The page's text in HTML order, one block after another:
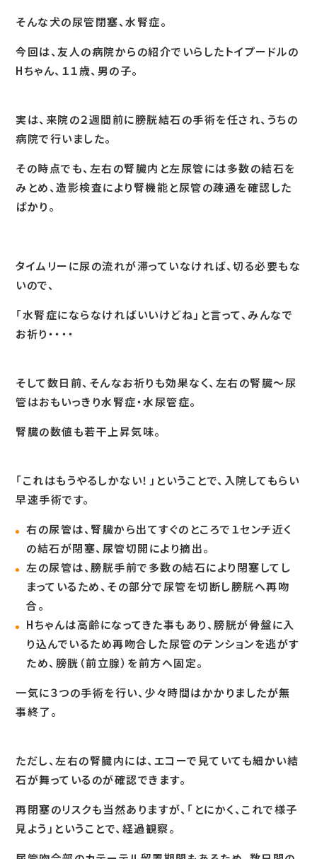
そんな犬の尿管閉塞、水腎症。
今回は、友人の病院からの紹介でいらしたトイプードルの
Hちゃん、１１歳、男の子。
実は、来院の２週間前に膀胱結石の手術を任され、うちの
病院で行いました。
その時点でも、左右の腎臓内と左尿管には多数の結石を
みとめ、造影検査により腎機能と尿管の疎通を確認した
ばかり。
タイムリーに尿の流れが滞っていなければ、切る必要もな
いので、
「水腎症にならなければいいけどね」と言って、みんなで
お祈り・・・・
そして数日前、そんなお祈りも効果なく、左右の腎臓～尿
管はおもいっきり水腎症・水尿管症。
腎臓の数値も若干上昇気味。
「これはもうやるしかない！」ということで、入院してもらい
早速手術です。
右の尿管は、腎臓から出てすぐのところで１センチ近く
の結石が閉塞、尿管切開により摘出。
左の尿管は、膀胱手前で多数の結石により閉塞してし
まっているため、その部分で尿管を切断し膀胱へ再吻
合。
Hちゃんは高齢になってきた事もあり、膀胱が骨盤に入
り込んでいるため再吻合した尿管のテンションを逃がす
ため、膀胱（前立腺）を前方へ固定。
一気に３つの手術を行い、少々時間はかかりましたが無
事終了。
ただし、左右の腎臓内には、エコーで見ていても細かい結
石が舞っているのが確認できます。
再閉塞のリスクも当然ありますが、「とにかく、これで様子
見よう」ということで、経過観察。